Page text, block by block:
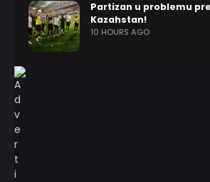
Partizan u problemu
Kazahstan!
10 HOURS AGO